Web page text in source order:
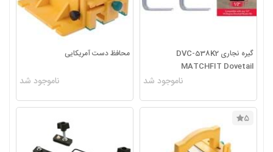
گیره نجاری DVC-538K2
MATCHFIT Dovetail
ناموجود شد
محافظ دست آمریکایی
ناموجود شد
5